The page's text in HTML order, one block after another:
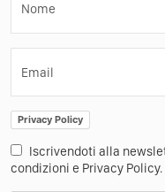
Nome
Email
Privacy Policy
Iscrivendoti alla
condizioni e Privacy Policy.